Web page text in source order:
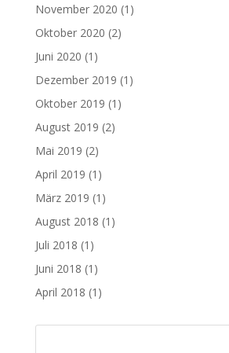
November 2020 (1)
Oktober 2020 (2)
Juni 2020 (1)
Dezember 2019 (1)
Oktober 2019 (1)
August 2019 (2)
Mai 2019 (2)
April 2019 (1)
März 2019 (1)
August 2018 (1)
Juli 2018 (1)
Juni 2018 (1)
April 2018 (1)